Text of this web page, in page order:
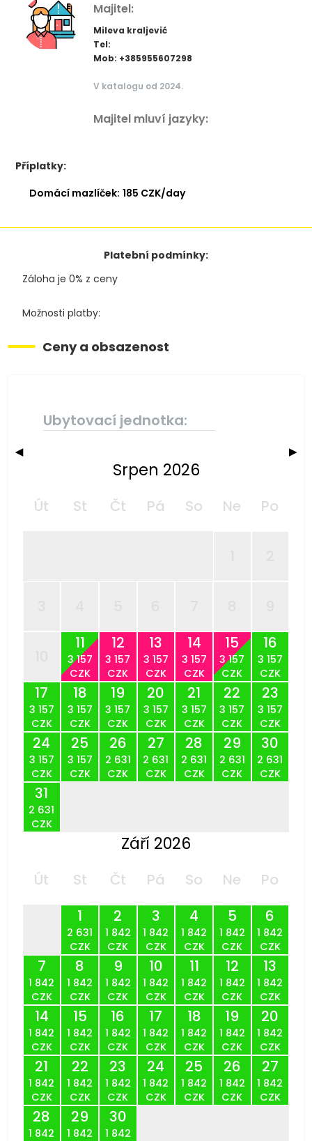
Majitel:
Mileva kraljević
Tel:
Mob: +385955607298
V katalogu od 2024.
Majitel mluví jazyky:
Příplatky:
Domácí mazlíček: 185 CZK/day
Platební podmínky:
Záloha je 0% z ceny
Možnosti platby:
Ceny a obsazenost
Ubytovací jednotka:
◀ ▶
Srpen 2026
Út St Čt Pá So Ne Po
11
3 157
CZK
12
3 157
CZK
13
3 157
CZK
14
3 157
CZK
15
3 157
CZK
16
3 157
CZK
17
3 157
CZK
18
3 157
CZK
19
3 157
CZK
20
3 157
CZK
21
3 157
CZK
22
3 157
CZK
23
3 157
CZK
24
3 157
CZK
25
3 157
CZK
26
2 631
CZK
27
2 631
CZK
28
2 631
CZK
29
2 631
CZK
30
2 631
CZK
31
2 631
CZK
Září 2026
Út St Čt Pá So Ne
Po
1
2 631
CZK
2
1 842
CZK
3
1 842
CZK
4
1 842
CZK
5
1 842
CZK
6
1 842
CZK
7
1 842
CZK
8
1 842
CZK
9
1 842
CZK
10
1 842
CZK
11
1 842
CZK
12
1 842
CZK
13
1 842
CZK
14
1 842
CZK
15
1 842
CZK
16
1 842
CZK
17
1 842
CZK
18
1 842
CZK
19
1 842
CZK
20
1 842
CZK
21
1 842
CZK
22
1 842
CZK
23
1 842
CZK
24
1 842
CZK
25
1 842
CZK
26
1 842
CZK
27
1 842
CZK
28
1 842
29
1 842
30
1 842